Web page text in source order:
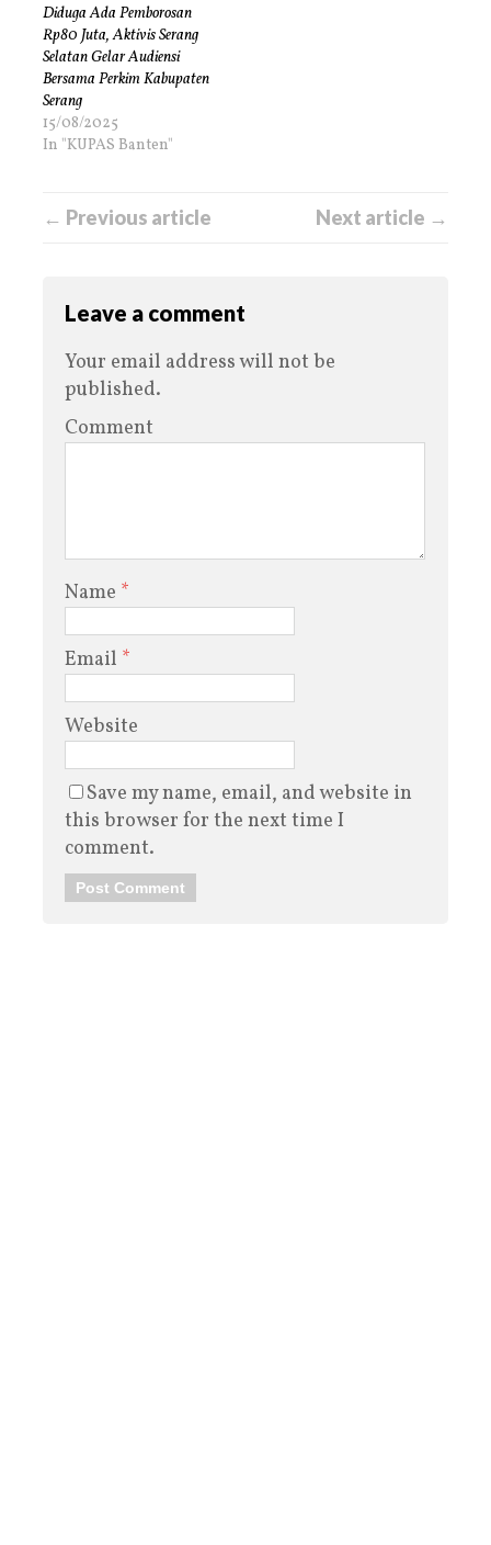
Diduga Ada Pemborosan
Rp80 Juta, Aktivis Serang
Selatan Gelar Audiensi
Bersama Perkim Kabupaten
Serang
15/08/2025
In "KUPAS Banten"
← Previous article Next article →
Leave a comment
Your email address will not be
published.
Comment
Name *
Email *
Website
Save my name, email, and website in
this browser for the next time I
comment.